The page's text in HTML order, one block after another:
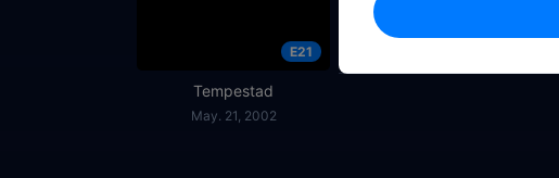
E21
Tempestad
May. 21, 2002